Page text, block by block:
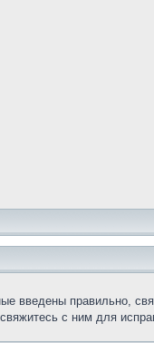
введены правильно,
с ним для